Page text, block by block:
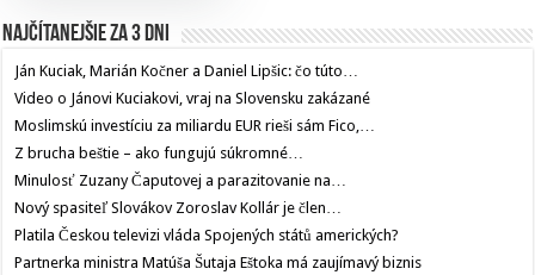
Najčítanejšie za 3 dni
Ján Kuciak, Marián Kočner a Daniel Lipšic: čo túto…
Video o Jánovi Kuciakovi, vraj na Slovensku zakázané
Moslimskú investíciu za miliardu EUR rieši sám Fico,…
Z brucha beštie – ako fungujú súkromné…
Minulosť Zuzany Čaputovej a parazitovanie na…
Nový spasiteľ Slovákov Zoroslav Kollár je člen…
Platila Českou televizi vláda Spojených států amerických?
Partnerka ministra Matúša Šutaja Eštoka má zaujímavý biznis